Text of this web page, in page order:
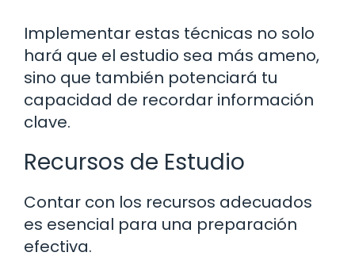
Implementar estas técnicas no solo
hará que el estudio sea más ameno,
sino que también potenciará tu
capacidad de recordar información
clave.
Recursos de Estudio
Contar con los recursos adecuados
es esencial para una preparación
efectiva.